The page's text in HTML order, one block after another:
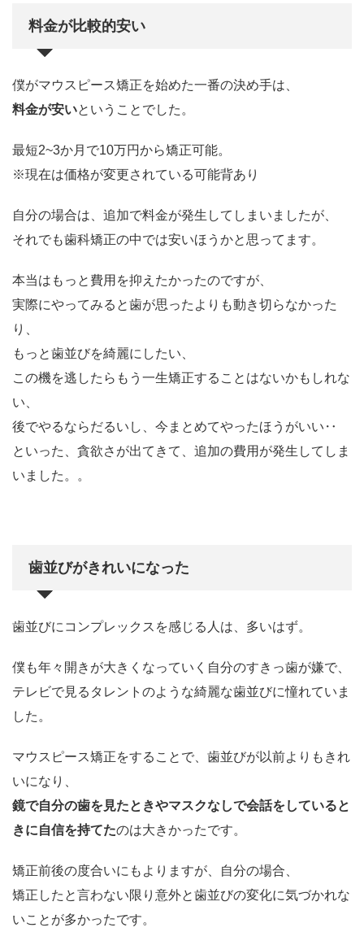
料金が比較的安い
僕がマウスピース矯正を始めた一番の決め手は、
料金が安いということでした。
最短2~3か月で10万円から矯正可能。
※現在は価格が変更されている可能背あり
自分の場合は、追加で料金が発生してしまいましたが、
それでも歯科矯正の中では安いほうかと思ってます。
本当はもっと費用を抑えたかったのですが、
実際にやってみると歯が思ったよりも動き切らなかった
り、
もっと歯並びを綺麗にしたい、
この機を逃したらもう一生矯正することはないかもしれな
い、
後でやるならだるいし、今まとめてやったほうがいい‥
といった、貪欲さが出てきて、追加の費用が発生してしま
いました。。
歯並びがきれいになった
歯並びにコンプレックスを感じる人は、多いはず。
僕も年々開きが大きくなっていく自分のすきっ歯が嫌で、
テレビで見るタレントのような綺麗な歯並びに憧れていま
した。
マウスピース矯正をすることで、歯並びが以前よりもきれ
いになり、
鏡で自分の歯を見たときやマスクなしで会話をしていると
きに自信を持てたのは大きかったです。
矯正前後の度合いにもよりますが、自分の場合、
矯正したと言わない限り意外と歯並びの変化に気づかれな
いことが多かったです。